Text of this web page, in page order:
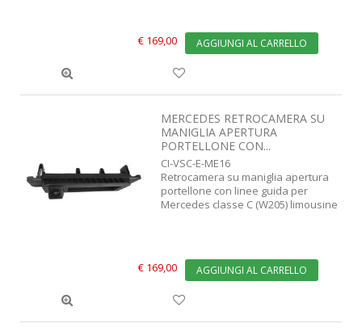
€ 169,00 AGGIUNGI AL CARRELLO
MERCEDES RETROCAMERA SU
MANIGLIA APERTURA
PORTELLONE CON...
CI-VSC-E-ME16
Retrocamera su maniglia apertura
portellone con linee guida per
Mercedes classe C (W205) limousine
€ 169,00 AGGIUNGI AL CARRELLO